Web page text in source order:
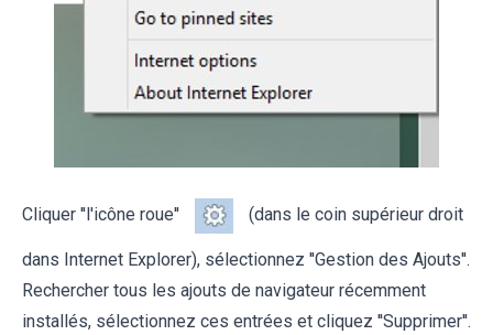
Cliquer ''l'icône roue'' (dans le coin supérieur droit
dans Internet Explorer), sélectionnez ''Gestion des Ajouts''.
Rechercher tous les ajouts de navigateur récemment
installés, sélectionnez ces entrées et cliquez ''Supprimer''.